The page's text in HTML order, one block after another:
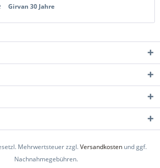
Girvan 30 Jahre
Mehrwertsteuer zzgl.Versandkosten und ggf.
Nachnahmegebühren.